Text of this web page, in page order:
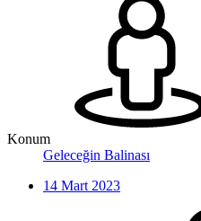
Konum
Geleceğin Balinası
14 Mart 2023